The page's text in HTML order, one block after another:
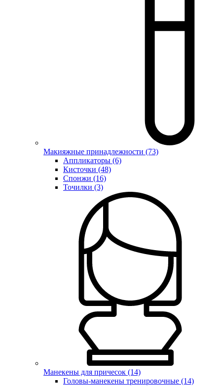
Макияжные принадлежности (73)
Аппликаторы (6)
Кисточки (48)
Спонжи (16)
Точилки (3)
Манекены для причесок (14)
Головы-манекены тренировочные (14)